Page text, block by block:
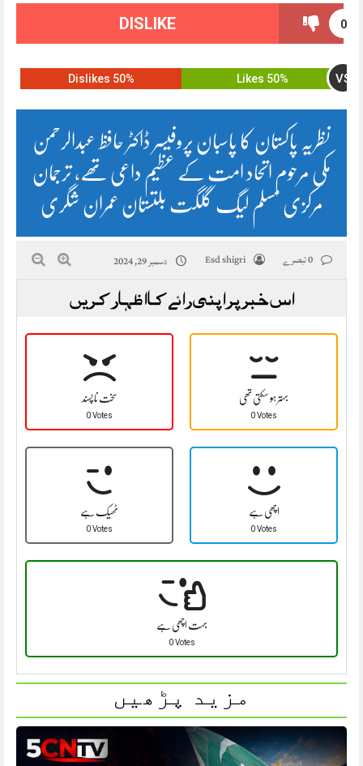
0
DISLIKE
50% Likes VS
50% Dislikes
نظریہ پاکستان کا پاسبان پروفیسر ڈاکٹر حافظ عبدالرحمن
مکی مرحوم اتحاد امت کے عظیم داعی تھے, ترجمان
مرکزی مسلم لیگ گلگت بلتستان عمران شگری
Esd shigri دسمبر 29, 2024
اس خبر پر اپنی رائے کا اظہار کریں
سخت نا پسند
0 Votes
بہتر ہو سکتی تھی
0 Votes
ٹھیک ہے
0 Votes
اچھی ہے
0 Votes
بہت اچھی ہے
0 Votes
مزید پڑھیں